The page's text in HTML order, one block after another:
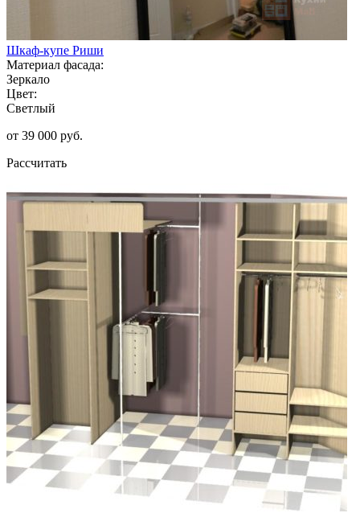
Шкаф-купе Риши
Материал фасада:
Зеркало
Цвет:
Светлый
от 39 000 руб.
Рассчитать